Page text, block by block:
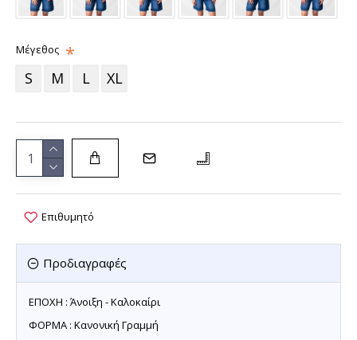
Μέγεθος
S M L XL
Επιθυμητό
Προδιαγραφές
ΕΠΟΧΗ : Άνοιξη - Καλοκαίρι
ΦΟΡΜΑ : Κανονική Γραμμή